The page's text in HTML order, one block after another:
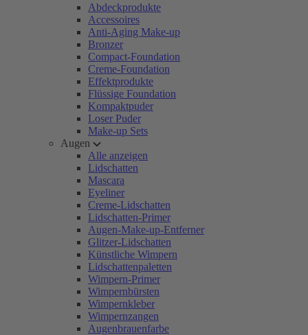
Abdeckprodukte
Accessoires
Anti-Aging Make-up
Bronzer
Compact-Foundation
Creme-Foundation
Effektprodukte
Flüssige Foundation
Kompaktpuder
Loser Puder
Make-up Sets
Augen
Alle anzeigen
Lidschatten
Mascara
Eyeliner
Creme-Lidschatten
Lidschatten-Primer
Augen-Make-up-Entferner
Glitzer-Lidschatten
Künstliche Wimpern
Lidschattenpaletten
Wimpern-Primer
Wimpernbürsten
Wimpernkleber
Wimpernzangen
Augenbrauenfarbe